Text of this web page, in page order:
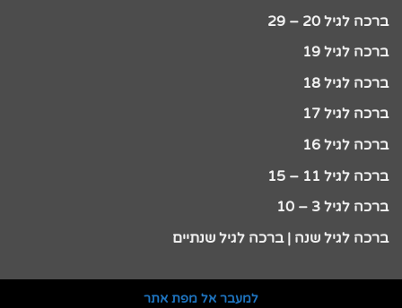
ברכה לגיל 20 – 29
ברכה לגיל 19
ברכה לגיל 18
ברכה לגיל 17
ברכה לגיל 16
ברכה לגיל 11 – 15
ברכה לגיל 3 – 10
ברכה לגיל שנה | ברכה לגיל שנתיים
למעבר אל מפת אתר